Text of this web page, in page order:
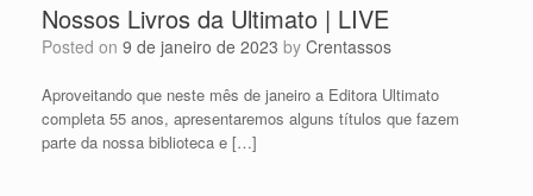
Nossos Livros da Ultimato | LIVE
Posted on 9 de janeiro de 2023 by Crentassos
Aproveitando que neste mês de janeiro a Editora Ultimato
completa 55 anos, apresentaremos alguns títulos que fazem
parte da nossa biblioteca e […]